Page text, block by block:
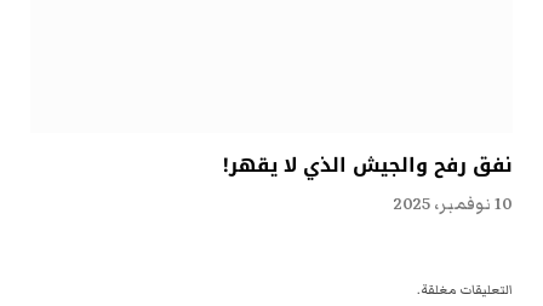
نفق رفح والجيش الذي لا يقهر!
10 نوفمبر، 2025
التعليقات مغلقة.